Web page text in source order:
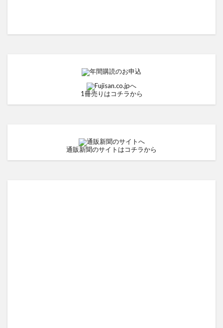
1冊売りはコチラから
通販新聞のサイトはコチラから